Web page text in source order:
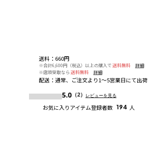
送料： 660円
※合計6,600円（税込）以上の購入で 送料無料
詳細
※店頭受取なら 送料無料 詳細
配送： 通常、ご注文より1～5営業日にて出荷
5.0（2） レビューを見る
お気に入りアイテム登録者数 194 人